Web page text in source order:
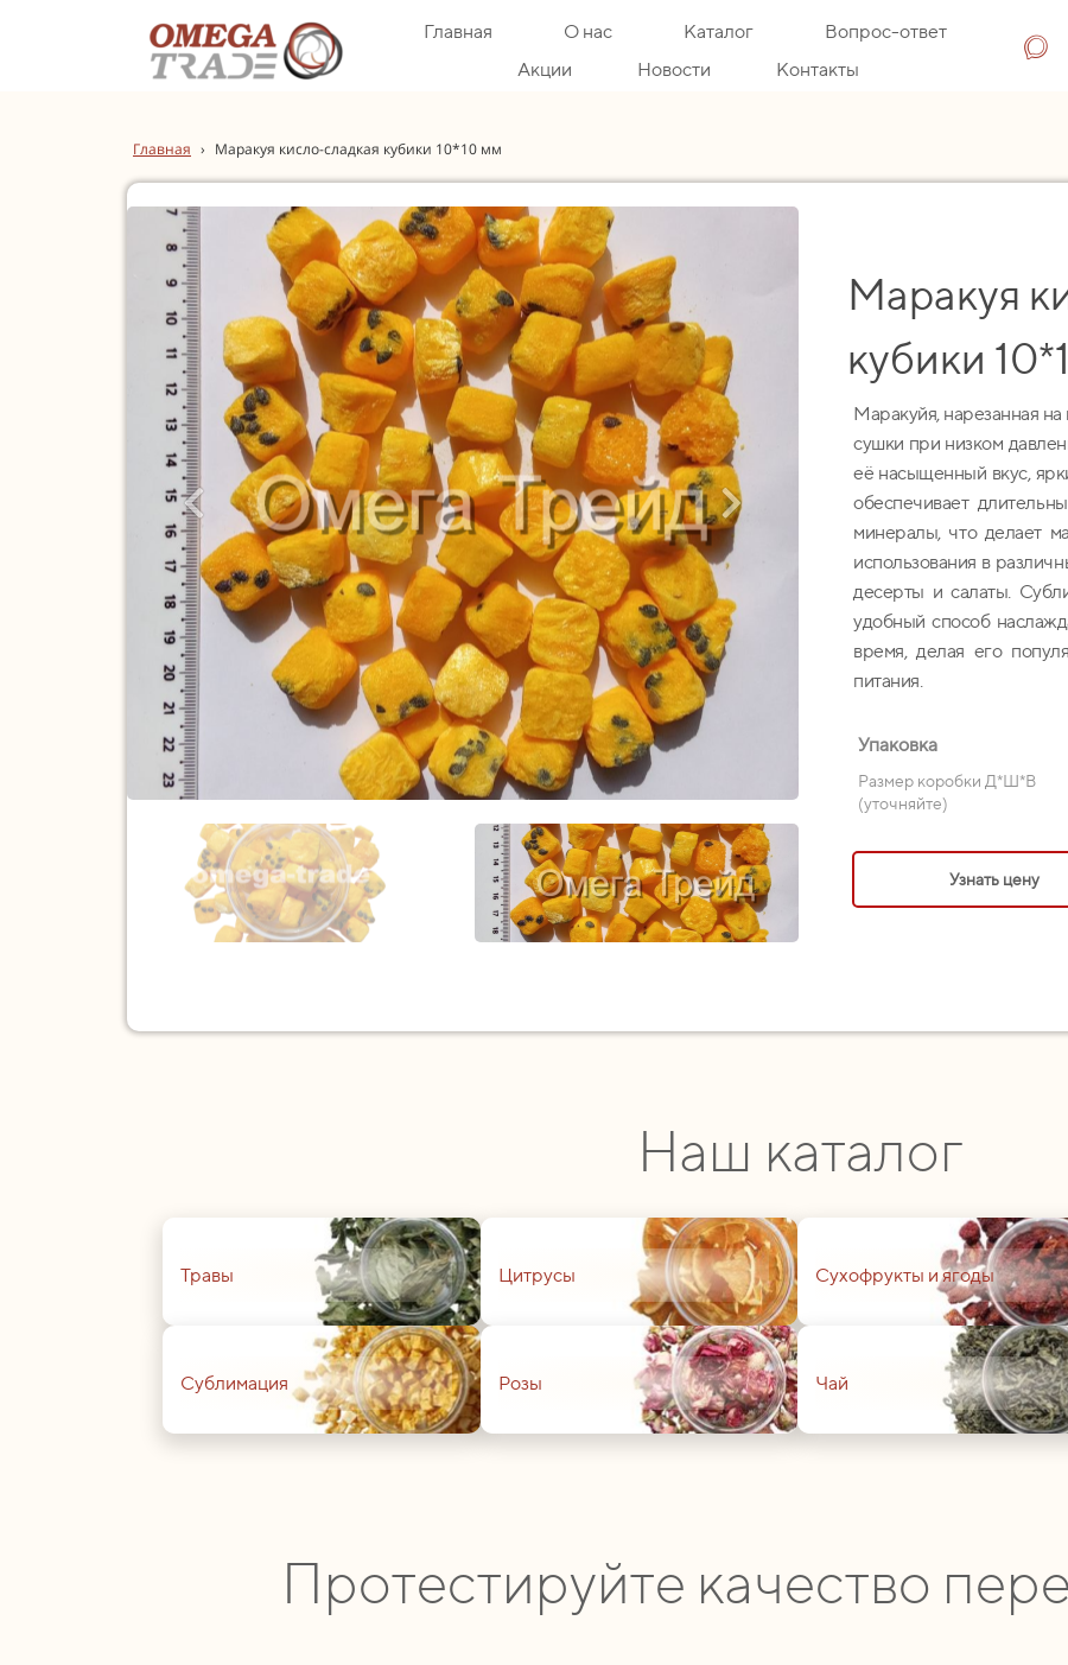
Главная О нас Каталог
Вопрос-ответ
Акции
Новости Контакты
Главная › Маракуя кисло-сладкая кубики 10*10 мм
Маракуя
кубики
Маракуйя, нарезанная
сушки при низком
её насыщенный вкус,
обеспечивает
минералы, что делает
использования в
десерты и салаты.
удобный способ
время, делая его
питания.
Упаковка
Размер коробки Д*Ш*В
(уточняйте)
Узнать цену
Наш каталог
Травы Цитрусы Сухофрукты и ягоды
Сублимация Розы Чай
Протестируйте качество